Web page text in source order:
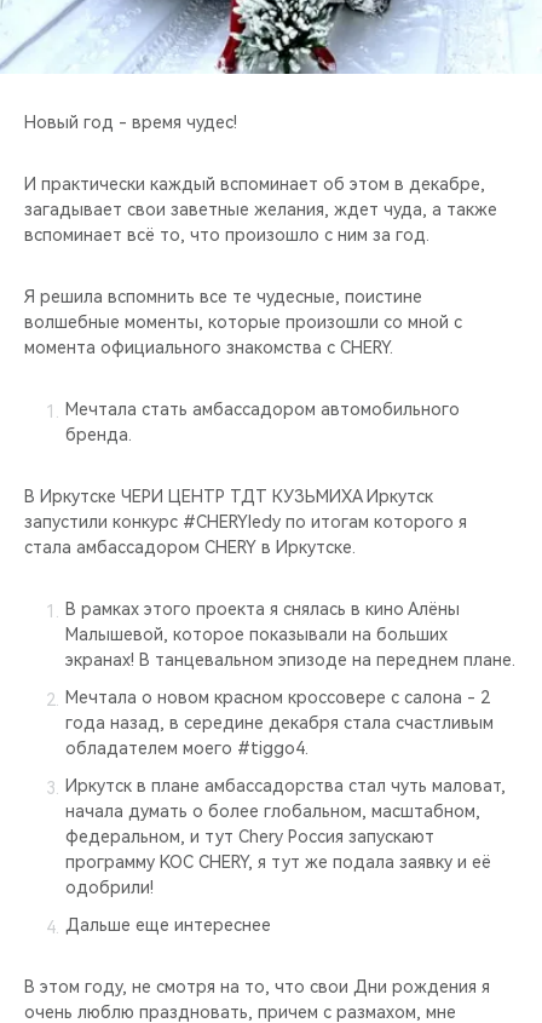
CHERY И СПОРТ
НАШИ МЕРОПРИЯТИЯ
ВИДЕООБЗОРЫ
Новый год - время чудес!
И практически каждый вспоминает об этом в декабре,
загадывает свои заветные желания, ждет чуда, а также
вспоминает всё то, что произошло с ним за год.
Я решила вспомнить все те чудесные, поистине
волшебные моменты, которые произошли со мной с
момента официального знакомства с CHERY.
Мечтала стать амбассадором автомобильного
бренда.
В Иркутске ЧЕРИ ЦЕНТР ТДТ КУЗЬМИХА Иркутск
запустили конкурс #CHERYledy по итогам которого я
стала амбассадором CHERY в Иркутске.
В рамках этого проекта я снялась в кино Алёны
Малышевой, которое показывали на больших
экранах! В танцевальном эпизоде на переднем плане.
Мечтала о новом красном кроссовере с салона - 2
года назад, в середине декабря стала счастливым
обладателем моего #tiggo4.
Иркутск в плане амбассадорства стал чуть маловат,
начала думать о более глобальном, масштабном,
федеральном, и тут Chery Россия запускают
программу KOC CHERY, я тут же подала заявку и её
одобрили!
Дальше еще интереснее
В этом году, не смотря на то, что свои Дни рождения я
очень люблю праздновать, причем с размахом, мне